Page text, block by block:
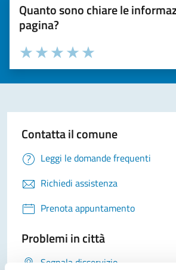
Quanto sono chiare le
pagina?
Valuta la chiarezza delle informazioni (da 1 a
Seleziona il numero di stelle per
Valuta 5 stelle su 5
Valuta 4 stelle su 5
Valuta 3 stelle su 5
Valuta 2 stelle su 5
Valuta 1 stelle su 5
Contatta il comune
Leggi le domande frequenti
Richiedi assistenza
Prenota appuntamento
Problemi in città
Segnala disservizio